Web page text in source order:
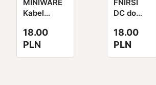
MINIWARE
Kabel
do
lutownicy
TS101
18.00
PLN
FNIRSI
DC do
kabel
zasilający
18.00
PLN